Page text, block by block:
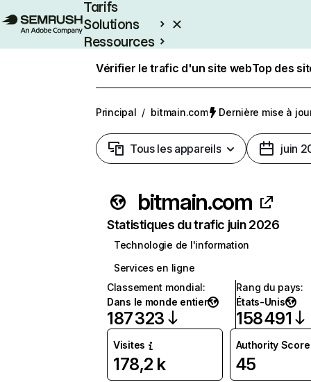
Tarifs
Solutions
Ressources
Vérifier le trafic d'un site webTop des
Principal / bitmain.com Dernière mise à
Tous les appareils juin
bitmain.com
Statistiques du trafic juin 2026
Technologie de l'information
Services en ligne
Classement mondial:
Dans le monde entier
187 323
Rang du pays:
États-Unis
158 491
Visites
178,2 k
Authority Score
45